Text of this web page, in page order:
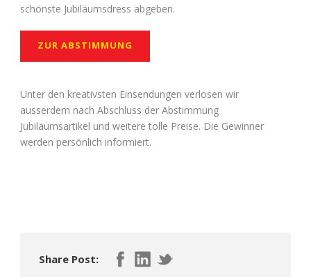
schönste Jubiläumsdress abgeben.
ZUR ABSTIMMUNG
Unter den kreativsten Einsendungen verlosen wir
ausserdem nach Abschluss der Abstimmung
Jubiläumsartikel und weitere tolle Preise. Die Gewinner
werden persönlich informiert.
Share Post: